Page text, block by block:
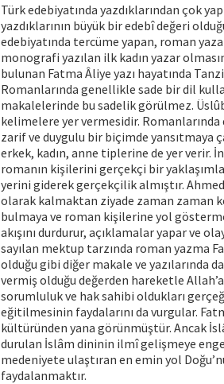
Türk edebiyatında yazdıklarından çok
yazdıklarının büyük bir edebî değeri
edebiyatında tercüme yapan, roman
monografi yazılan ilk kadın yazar
bulunan Fatma Âliye yazı hayatında
Romanlarında genellikle sade bir dil
makalelerinde bu sadelik görülmez.
kelimelere yer vermesidir. Romanlarında
zarif ve duygulu bir biçimde yansıtmaya
erkek, kadın, anne tiplerine de yer verir.
romanın kişilerini gerçekçi bir
yerini giderek gerçekçilik almıştır.
olarak kalmaktan ziyade zaman zaman
bulmaya ve roman kişilerine yol
akışını durdurur, açıklamalar yapar ve
sayılan mektup tarzında roman yazma
olduğu gibi diğer makale ve yazılarında
vermiş olduğu değerden hareketle
sorumluluk ve hak sahibi oldukları
eğitilmesinin faydalarını da vurgular.
kültüründen yana görünmüştür. Ancak
durulan İslâm dininin ilmî gelişmeye
medeniyete ulaştıran en emin yol
faydalanmaktır.